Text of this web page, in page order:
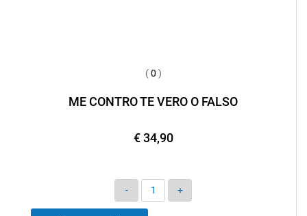
(0 )
ME CONTRO TE VERO O FALSO
€ 34,90
Quantità